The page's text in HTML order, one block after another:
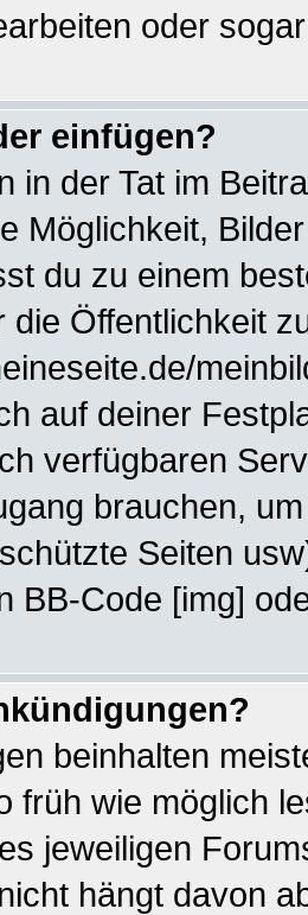
oder
einfügen?
in der Tat im
Möglichkeit,
du zu einem
die Öffentlichkeit
auf deiner
verfügbaren
brauchen,
Seiten
BB-Code [img]
beinhalten
früh wie möglich
jeweiligen
hängt davon